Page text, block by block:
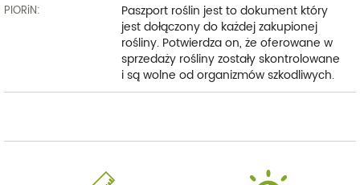
PIORiN:
Paszport roślin jest to dokument który
jest dołączony do każdej zakupionej
rośliny. Potwierdza on, że oferowane w
sprzedaży rośliny zostały skontrolowane
i są wolne od organizmów szkodliwych.